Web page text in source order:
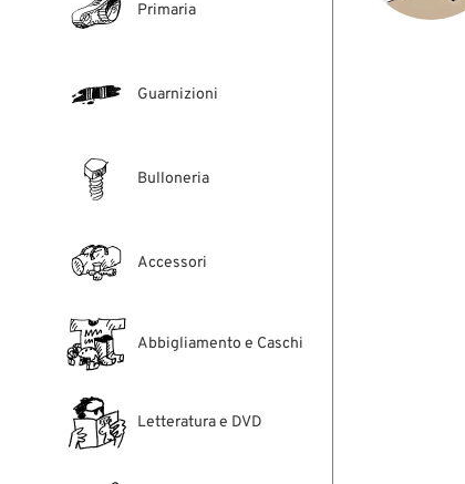
Primaria
Guarnizioni
Bulloneria
Accessori
Abbigliamento e Caschi
Letteratura e DVD